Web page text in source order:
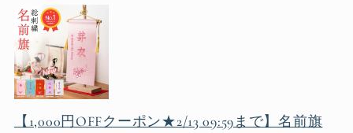
【1,000円OFFクーポン★2/13 09:59まで】名前旗